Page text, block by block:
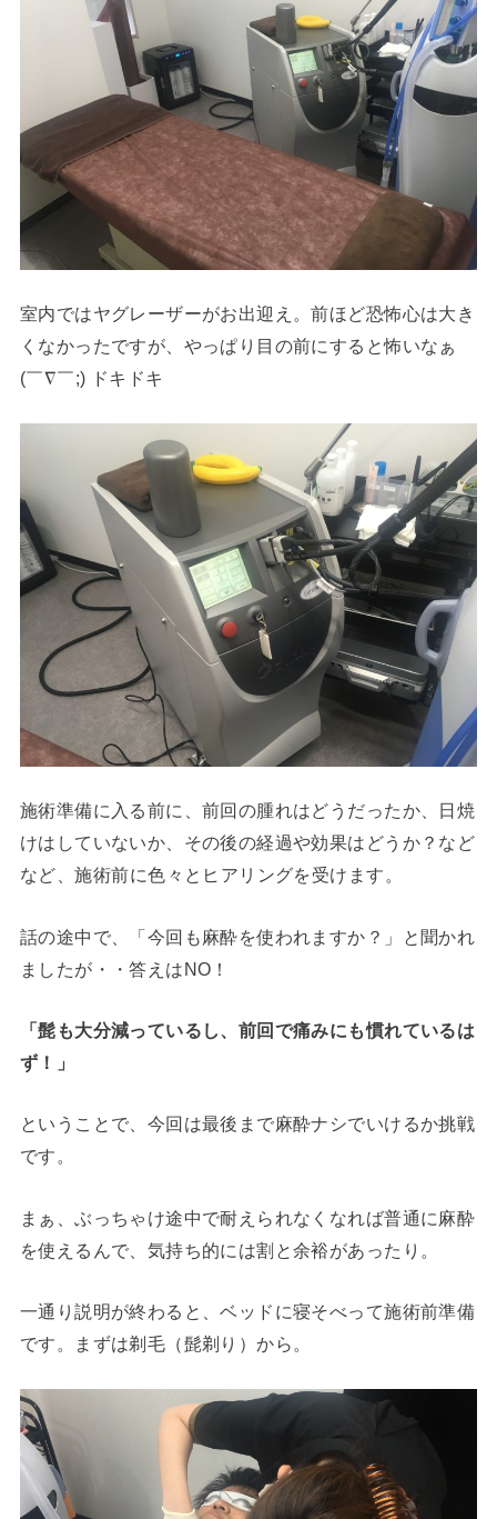
室内ではヤグレーザーがお出迎え。前ほど恐怖心は大き
くなかったですが、やっぱり目の前にすると怖いなぁ
(￣∇￣;) ドキドキ
施術準備に入る前に、前回の腫れはどうだったか、日焼
けはしていないか、その後の経過や効果はどうか？など
など、施術前に色々とヒアリングを受けます。
話の途中で、「今回も麻酔を使われますか？」と聞かれ
ましたが・・答えはNO！
「髭も大分減っているし、前回で痛みにも慣れているは
ず！」
ということで、今回は最後まで麻酔ナシでいけるか挑戦
です。
まぁ、ぶっちゃけ途中で耐えられなくなれば普通に麻酔
を使えるんで、気持ち的には割と余裕があったり。
一通り説明が終わると、ベッドに寝そべって施術前準備
です。まずは剃毛（髭剃り）から。